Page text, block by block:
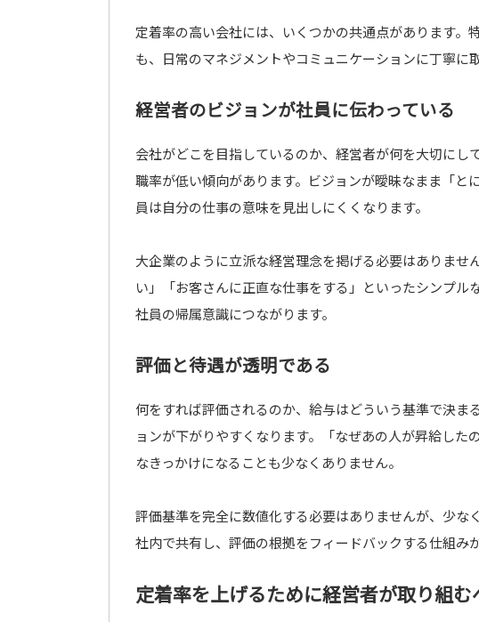
定着率の高い会社には、いくつかの共通点があります。
も、日常のマネジメントやコミュニケーションに丁寧に
経営者のビジョンが社員に伝わっている
会社がどこを目指しているのか、経営者が何を大切にし
職率が低い傾向があります。ビジョンが曖昧なまま「と
員は自分の仕事の意味を見出しにくくなります。
大企業のように立派な経営理念を掲げる必要はありませ
い」「お客さんに正直な仕事をする」といったシンプ
社員の帰属意識につながります。
評価と待遇が透明である
何をすれば評価されるのか、給与はどういう基準で決ま
ョンが下がりやすくなります。「なぜあの人が昇給し
なきっかけになることも少なくありません。
評価基準を完全に数値化する必要はありませんが、少な
社内で共有し、評価の根拠をフィードバックする仕組み
定着率を上げるために経営者が取り組